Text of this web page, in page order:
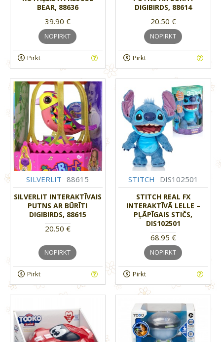
BEAR, 88636
39.90 €
NOPIRKT
Pirkt
DIGIBIRDS, 88614
20.50 €
NOPIRKT
Pirkt
SILVERLIT 88615
SILVERLIT INTERAKTĪVAIS
PUTNS AR BŪRĪTI
DIGIBIRDS, 88615
20.50 €
NOPIRKT
Pirkt
STITCH DIS102501
STITCH REAL FX
INTERAKTĪVĀ LELLE –
PĻĀPĪGAIS STIČS,
DIS102501
68.95 €
NOPIRKT
Pirkt